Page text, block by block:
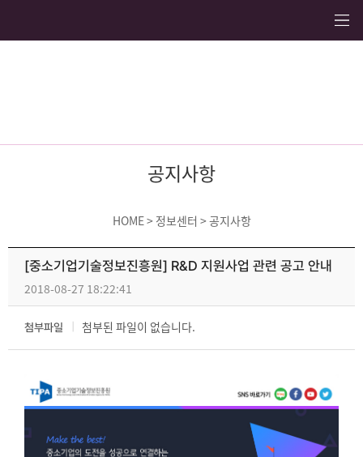
공지사항
HOME > 정보센터 > 공지사항
[중소기업기술정보진흥원] R&D 지원사업 관련 공고 안내
2018-08-27 18:22:41
첨부파일 첨부된 파일이 없습니다.